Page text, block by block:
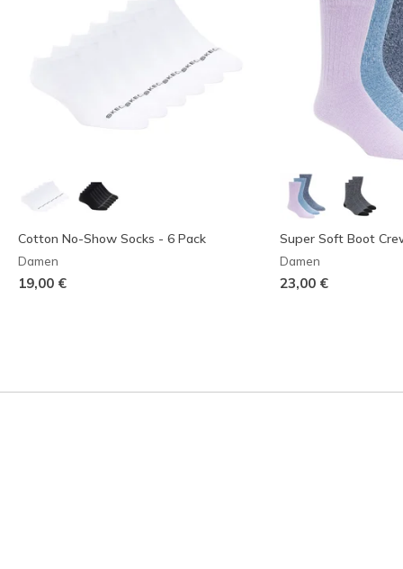
Cotton No-Show Socks - 6 Pack
Damen
19,00 €
Super Soft Boot
Damen
23,00 €